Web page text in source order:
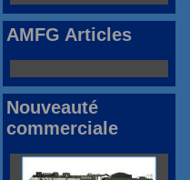
AMFG Articles
Nouveauté
commerciale